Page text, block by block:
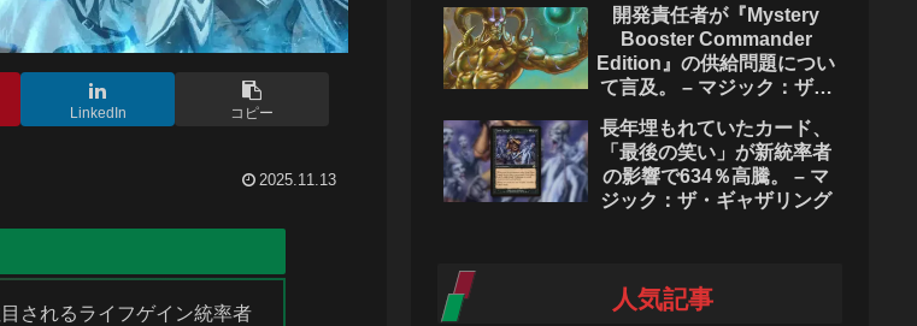
LinkedIn コピー
2025.11.13
されるライフゲイン統率者
開発責任者が『Mystery
Booster Commander
Edition』の供給問題につい
て言及。 – マジック：ザ・
長年埋もれていたカード、
「最後の笑い」が新統率者
の影響で634％高騰。 – マ
ジック：ザ・ギャザリング
人気記事